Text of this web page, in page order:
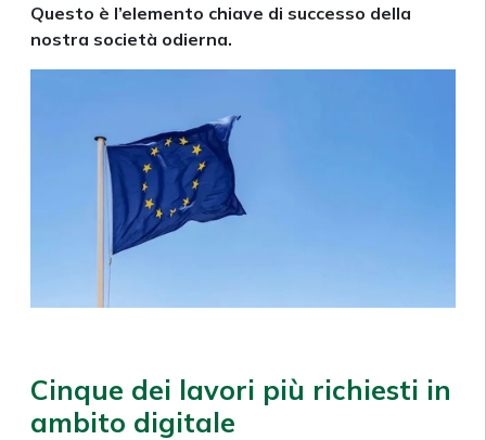
Questo è l’elemento chiave di successo della
nostra società odierna.
Cinque dei lavori più richiesti in
ambito digitale